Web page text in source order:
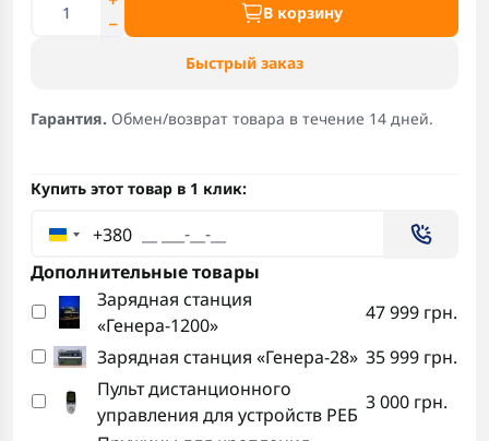
В корзину
Быстрый заказ
Гарантия. Обмен/возврат товара в течение 14 дней.
Купить этот товар в 1 клик:
+380
Дополнительные товары
Зарядная станция
«Генера-1200»
47 999 грн.
Зарядная станция «Генера-28» 35 999 грн.
Пульт дистанционного
управления для устройств РЕБ
3 000 грн.